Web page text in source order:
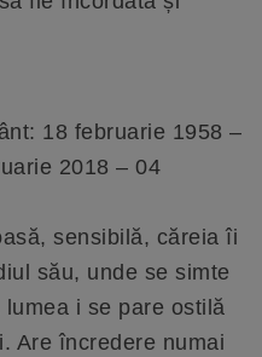
18 februarie 1958 –
2018 – 04
sensibilă, căreia îi
său, unde se simte
i se pare ostilă
Are încredere numai